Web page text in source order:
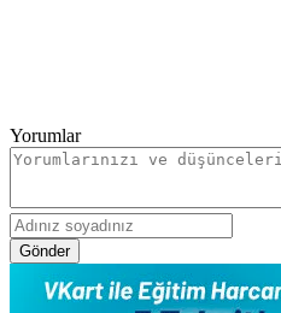
Yorumlar
Gönder